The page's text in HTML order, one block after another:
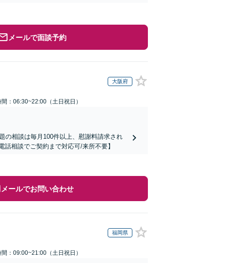
メールで面談予約
大阪府
：06:30~22:00（土日祝日）
の相談は毎月100件以上、慰謝料請求され
相談でご契約まで対応可/来所不要】
メールでお問い合わせ
福岡県
：09:00~21:00（土日祝日）